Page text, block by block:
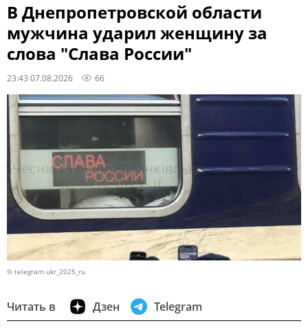
В Днепропетровской области
мужчина ударил женщину за
слова "Слава России"
23:43 07.08.2026 66
© telegram ukr_2025_ru
Читать в Дзен Telegram